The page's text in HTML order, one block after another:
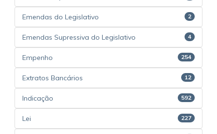
Emendas do Legislativo 2
Emendas Supressiva do Legislativo 4
Empenho 254
Extratos Bancários 12
Indicação 592
Lei 227